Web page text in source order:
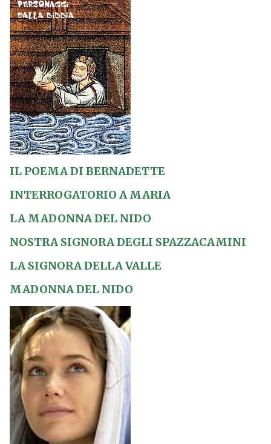
IL POEMA DI BERNADETTE
INTERROGATORIO A MARIA
LA MADONNA DEL NIDO
NOSTRA SIGNORA DEGLI SPAZZACAMINI
LA SIGNORA DELLA VALLE
MADONNA DEL NIDO